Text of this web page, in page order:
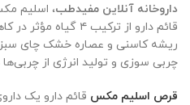
داروخانه آنلاین مفیدطب، اسلیم
قائم دارو از ترکیب ۴
ریشه کاسنی و عصاره خشک چای سبز)
چربی سوزی و تولید انرژی از چربی‌ها
قرص اسلیم مکس قائم دارو یک